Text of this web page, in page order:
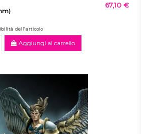
67,10 €
dell'articolo
Aggiungi al carrello